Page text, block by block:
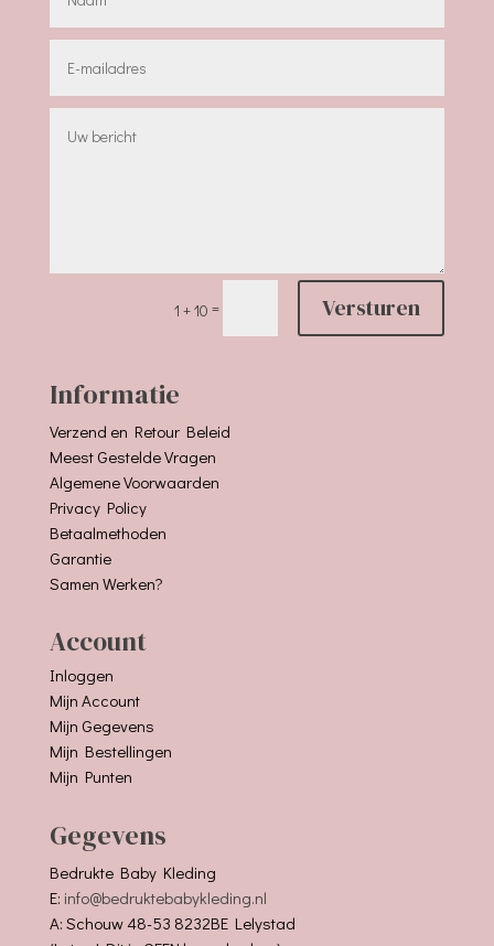
1 + 10 = Versturen
Informatie
Verzend en Retour Beleid
Meest Gestelde Vragen
Algemene Voorwaarden
Privacy Policy
Betaalmethoden
Garantie
Samen Werken?
Account
Inloggen
Mijn Account
Mijn Gegevens
Mijn Bestellingen
Mijn Punten
Gegevens
Bedrukte Baby Kleding
E: info@bedruktebabykleding.nl
A: Schouw 48-53 8232BE Lelystad